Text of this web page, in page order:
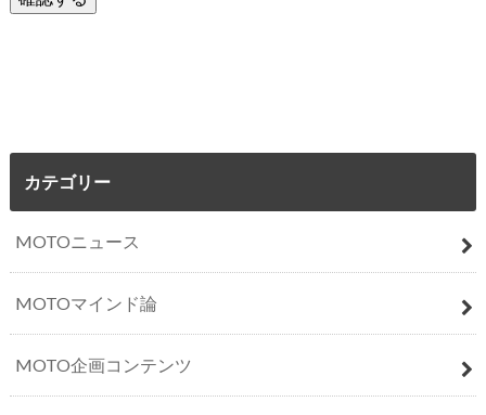
カテゴリー
MOTOニュース
MOTOマインド論
MOTO企画コンテンツ